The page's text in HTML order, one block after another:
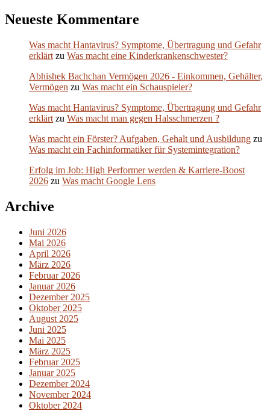
Neueste Kommentare
Was macht Hantavirus? Symptome, Übertragung und Gefahr
erklärt zu Was macht eine Kinderkrankenschwester?
Abhishek Bachchan Vermögen 2026 - Einkommen, Gehälter,
Vermögen zu Was macht ein Schauspieler?
Was macht Hantavirus? Symptome, Übertragung und Gefahr
erklärt zu Was macht man gegen Halsschmerzen ?
Was macht ein Förster? Aufgaben, Gehalt und Ausbildung zu
Was macht ein Fachinformatiker für Systemintegration?
Erfolg im Job: High Performer werden & Karriere-Boost
2026 zu Was macht Google Lens
Archive
Juni 2026
Mai 2026
April 2026
März 2026
Februar 2026
Januar 2026
Dezember 2025
Oktober 2025
August 2025
Juni 2025
Mai 2025
März 2025
Februar 2025
Januar 2025
Dezember 2024
November 2024
Oktober 2024